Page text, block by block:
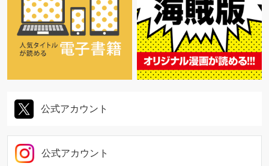
公式アカウント
公式アカウント